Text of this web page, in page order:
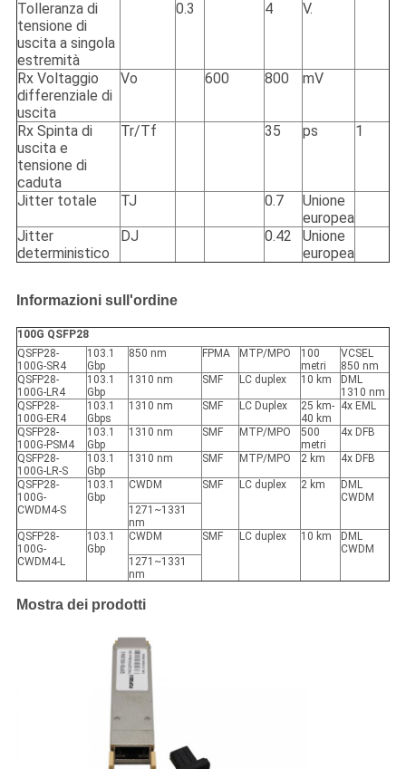
Tolleranza di
tensione di
uscita a singola
estremità
0.3 4 V.
Rx Voltaggio
differenziale di
uscita
Vo 600 800 mV
Rx Spinta di
uscita e
tensione di
caduta
Tr/Tf 35 ps 1
Jitter totale TJ 0.7
Unione
europea
Jitter
deterministico
DJ 0.42
Unione
europea
Informazioni sull'ordine
100G QSFP28
QSFP28-
100G-SR4
103.1
Gbp
850 nm FPMA MTP/MPO
100
metri
VCSEL
850 nm
QSFP28-
100G-LR4
103.1
Gbp
1310 nm SMF LC duplex 10 km
DML
1310 nm
QSFP28-
100G-ER4
103.1
Gbps
1310 nm SMF LC Duplex
25 km-
40 km
4x EML
QSFP28-
100G-PSM4
103.1
Gbp
1310 nm SMF MTP/MPO
500
metri
4x DFB
QSFP28-
100G-LR-S
103.1
Gbp
1310 nm SMF MTP/MPO 2 km 4x DFB
QSFP28-
100G-
CWDM4-S
103.1
Gbp
CWDM SMF LC duplex 2 km
DML
CWDM
1271~1331
nm
QSFP28-
100G-
CWDM4-L
103.1
Gbp
CWDM SMF LC duplex 10 km
DML
CWDM
1271~1331
nm
Mostra dei prodotti